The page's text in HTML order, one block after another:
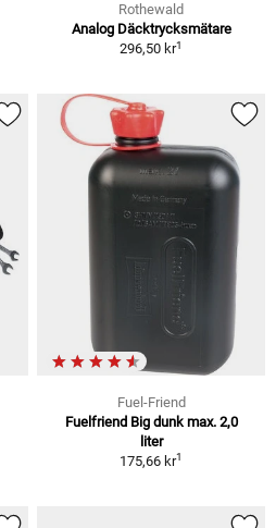
Rothewald
Analog Däcktrycksmätare
296,50 kr1
Fuel-Friend
Fuelfriend Big dunk max. 2,0
liter
175,66 kr1